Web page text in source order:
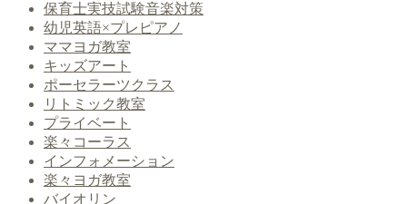
保育士実技試験音楽対策
幼児英語×プレピアノ
ママヨガ教室
キッズアート
ポーセラーツクラス
リトミック教室
プライベート
楽々コーラス
インフォメーション
楽々ヨガ教室
バイオリン